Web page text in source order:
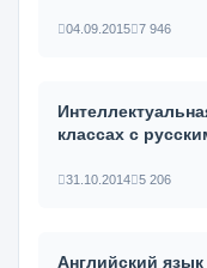
04.09.2015 7 946
классах с
31.10.2014 5 206
Английский язык